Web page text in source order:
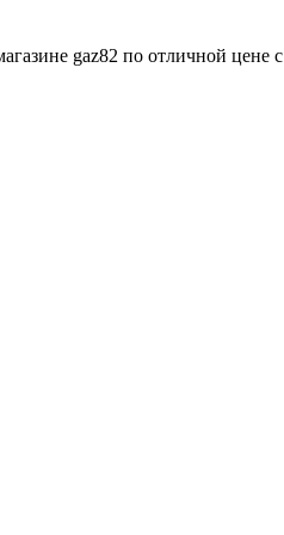
gaz82 по отличной цене с